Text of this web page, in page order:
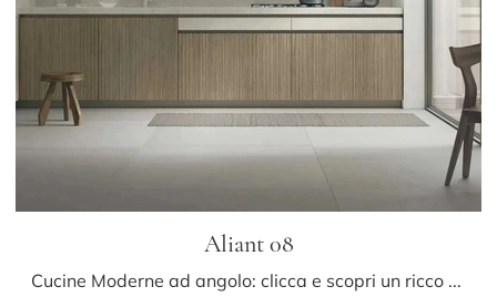
Aliant 08
Cucine Moderne ad angolo: clicca e scopri un ricco catalogo di soluzioni del brand Stosa, tra cui il modello Aliant 08.